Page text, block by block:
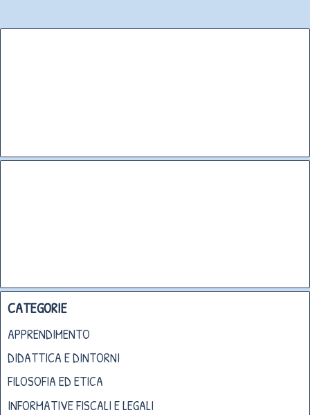
CATEGORIE
APPRENDIMENTO
DIDATTICA E DINTORNI
FILOSOFIA ED ETICA
INFORMATIVE FISCALI E LEGALI